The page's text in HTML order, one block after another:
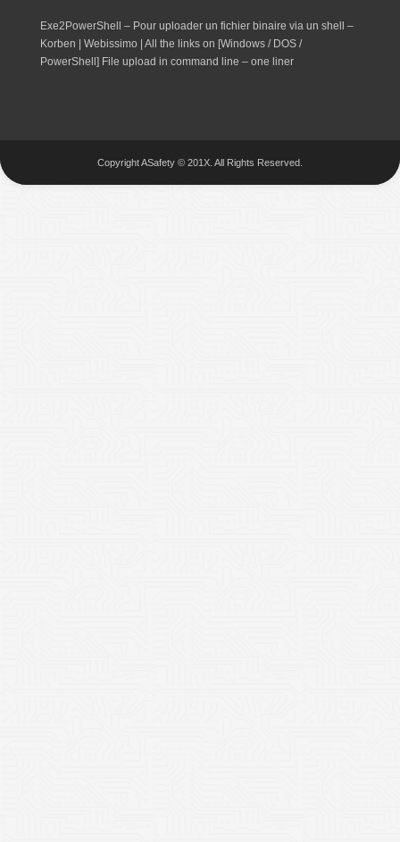
Exe2PowerShell – Pour uploader un fichier binaire via un shell –
Korben | Webissimo | All the links on [Windows / DOS /
PowerShell] File upload in command line – one liner
Copyright ASafety © 201X. All Rights Reserved.